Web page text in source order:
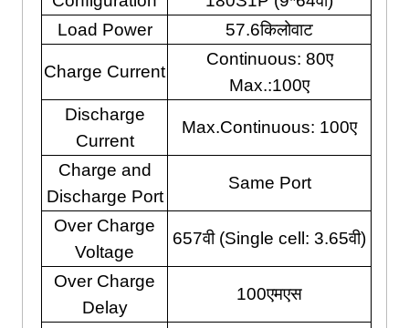
Load Power
57.6किलोवाट
Charge Current
Continuous: 80ए
Max.:100ए
Discharge
Current
Max.Continuous: 100ए
Charge and
Discharge Port
Same Port
Over Charge
Voltage
657वी (Single cell : 3.65वी)
Over Charge
Delay
100एमएस